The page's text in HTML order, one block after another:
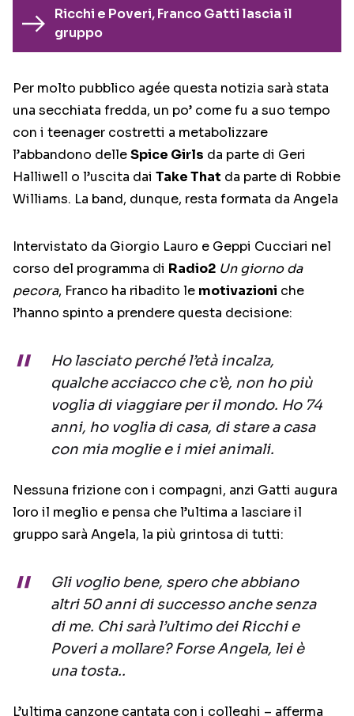
Ricchi e Poveri, Franco Gatti lascia il
gruppo
Per molto pubblico agée questa notizia sarà stata
una secchiata fredda, un po’ come fu a suo tempo
con i teenager costretti a metabolizzare
l’abbandono delleSpice Girls da parte di Geri
Halliwell o l’uscita dai Take That da parte di Robbie
Williams. La band, dunque, resta formata da Angela
Intervistato da Giorgio Lauro e Geppi Cucciari nel
corso del programma di Radio2 Un giorno da
pecora, Franco ha ribadito le motivazioni che
l’hanno spinto a prendere questa decisione:
Ho lasciato perché l’età incalza,
qualche acciacco che c’è, non ho più
voglia di viaggiare per il mondo. Ho 74
anni, ho voglia di casa, di stare a casa
con mia moglie e i miei animali.
Nessuna frizione con i compagni, anzi Gatti augura
loro il meglio e pensa che l’ultima a lasciare il
gruppo sarà Angela, la più grintosa di tutti:
Gli voglio bene, spero che abbiano
altri 50 anni di successo anche senza
di me. Chi sarà l’ultimo dei Ricchi e
Poveri a mollare? Forse Angela, lei è
una tosta..
L’ultima canzone cantata con i colleghi – afferma